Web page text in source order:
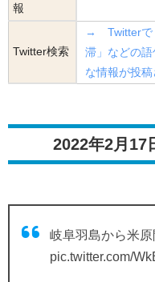
報
Twitter検索
→ Twitterで
滞」などの
な情報が投
2022年2月
岐阜羽島から米
pic.twitter.com/